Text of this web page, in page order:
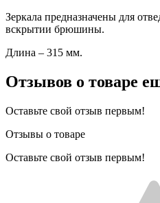
Зеркала предназначены для
вскрытии брюшины.
Длина – 315 мм.
Отзывов о товаре
Оставьте свой отзыв первым!
Отзывы о товаре
Оставьте свой отзыв первым!